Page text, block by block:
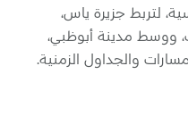
لتربط جزيرة ياس،
ووسط مدينة أبوظبي،
والجداول الزمنية.